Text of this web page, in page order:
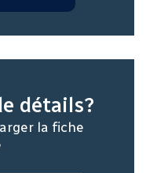
détails?
la fiche